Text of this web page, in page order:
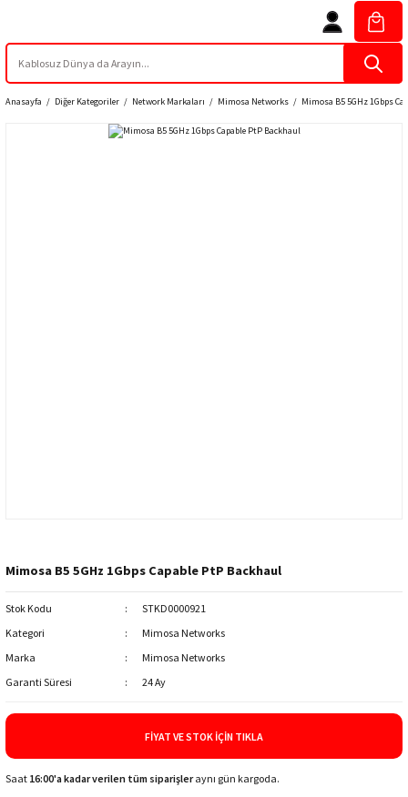
Anasayfa Diğer Kategoriler Network Markaları Mimosa Networks Mimosa B5 5GHz 1Gbps
Mimosa B5 5GHz 1Gbps Capable PtP Backhaul
Stok Kodu
STKD0000921
Kategori
Mimosa Networks
Marka
Mimosa Networks
Garanti Süresi
24 Ay
FIYAT VE STOK İÇIN TIKLA
Saat 16:00'a kadar verilen tüm siparişleraynı gün kargoda.